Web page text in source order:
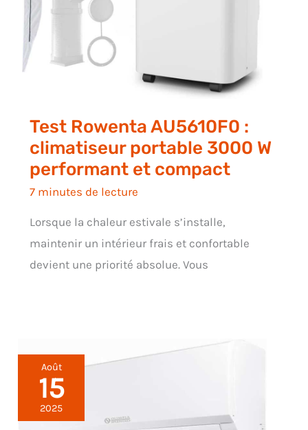
Test Rowenta AU5610F0 :
climatiseur portable 3000 W
performant et compact
7 minutes de lecture
Lorsque la chaleur estivale s’installe,
maintenir un intérieur frais et confortable
devient une priorité absolue. Vous
Août
15
2025